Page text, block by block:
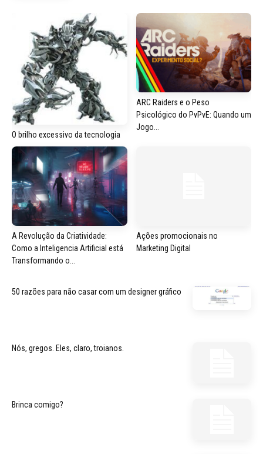
O brilho excessivo da tecnologia
ARC Raiders e o Peso
Psicológico do PvPvE: Quando um
Jogo...
A Revolução da Criatividade:
Como a Inteligencia Artificial está
Transformando o...
Ações promocionais no
Marketing Digital
50 razões para não casar com um designer gráfico
Nós, gregos. Eles, claro, troianos.
Brinca comigo?